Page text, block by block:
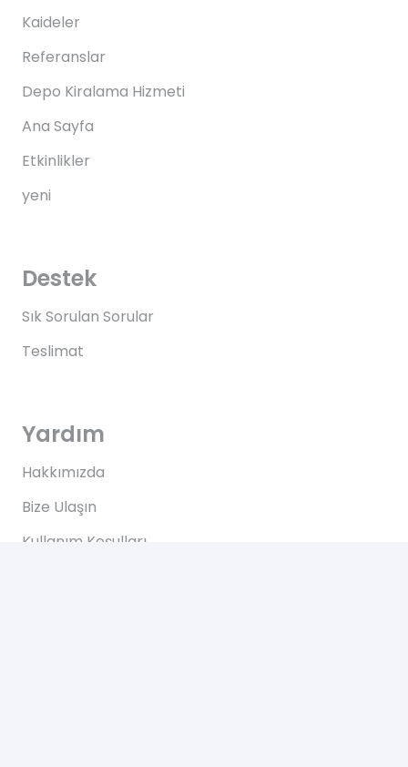
Kaideler
Referanslar
Depo Kiralama Hizmeti
Ana Sayfa
Etkinlikler
yeni
Destek
Sık Sorulan Sorular
Teslimat
Yardım
Hakkımızda
Bize Ulaşın
Kullanım Koşulları